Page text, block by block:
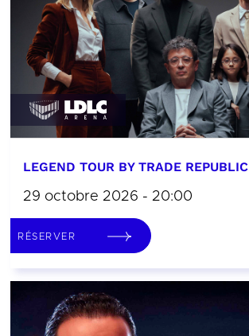
LEGEND TOUR BY TRADE REPUBLIC
29 octobre 2026 - 20:00
RÉSERVER